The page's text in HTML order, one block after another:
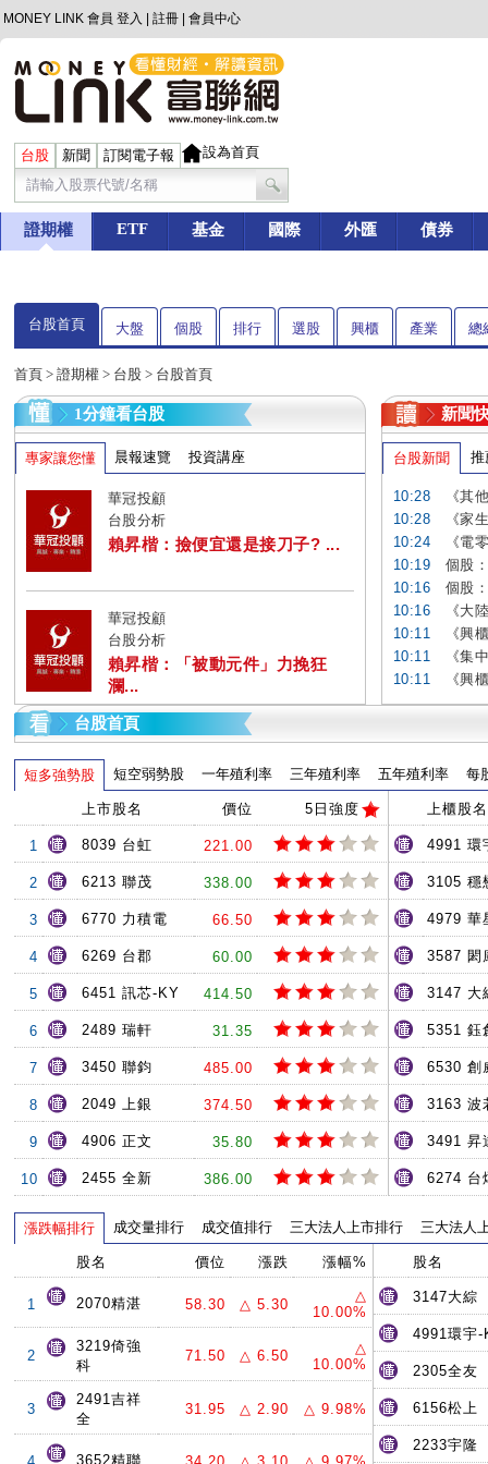
MONEY LINK 會員 登入 註冊 會員中心
台股 新聞 訂閱電子報 設為首頁
證期權 ETF 基金 國際 外匯 債券
台股首頁 大盤 個股 排行 選股 興櫃 產業 總
首頁 > 證期權 > 台股 > 台股首頁
1分鐘看台股
專家讓您懂 晨報速覽 投資講座
華冠投顧
台股分析
賴昇楷：撿便宜還是接刀子? ...
華冠投顧
台股分析
賴昇楷：「被動元件」力挽狂
瀾...
新聞
台股新聞 推
10:28
《其
10:28
《家
10:24
《電
10:19
個股
10:16
個股
10:16
《大
10:11
《興
10:11
《集
10:11
《興
台股首頁
短多強勢股 短空弱勢股 一年殖利率 三年殖利率 五年殖利率 每
上市股名 價位 5日強度
1 8039 台虹 221.00
2 6213 聯茂 338.00
3 6770 力積電 66.50
4 6269 台郡 60.00
5 6451 訊芯-KY 414.50
6 2489 瑞軒 31.35
7 3450 聯鈞 485.00
8 2049 上銀 374.50
9 4906 正文 35.80
10 2455 全新 386.00
上櫃股名
4991 環
3105 穩
4979 華
3587 閎
3147 大
5351 鈺
6530 創
3163 波
3491 昇
6274 台
漲跌幅排行 成交量排行 成交值排行 三大法人上市排行 三大法人
股名 價位 漲跌 漲幅%
1 2070精湛 58.30 △ 5.30
△
10.00%
2
3219倚強
科
71.50 △ 6.50
△
10.00%
3
2491吉祥
全
31.95 △ 2.90 △ 9.98%
3652精聯
股名
3147大綜
4991環宇-
2305全友
6156松上
2233宇隆